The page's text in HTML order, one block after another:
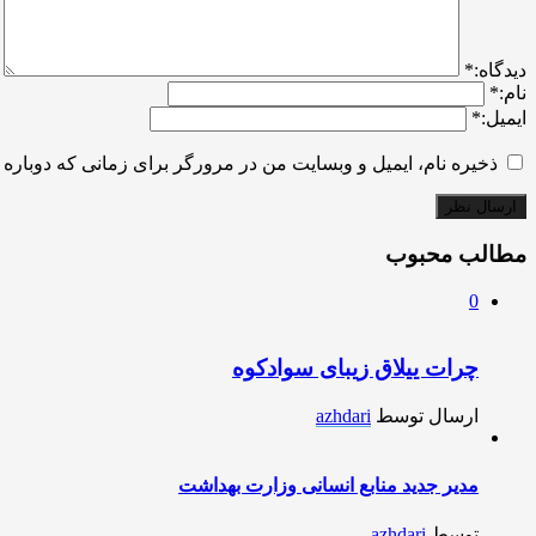
ديدگاه:*
نام:*
ایمیل:*
ذخیره نام، ایمیل و وبسایت من در مرورگر برای زمانی که
مطالب محبوب
0
چرات ییلاق زیبای سوادکوه
ارسال توسط azhdari
مدیر جدید منابع انسانی وزارت بهداشت